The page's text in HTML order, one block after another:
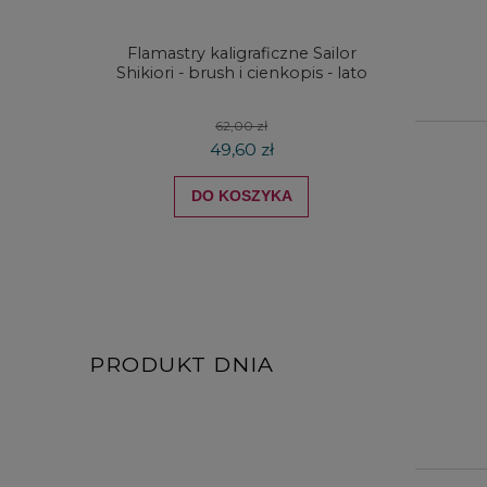
Flamastry kaligraficzne Sailor
Shikiori - brush i cienkopis - lato
62,00 zł
49,60 zł
DO KOSZYKA
PRODUKT DNIA